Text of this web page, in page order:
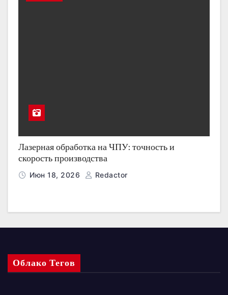
Лазерная обработка на ЧПУ: точность и
скорость производства
Июн 18, 2026 Redactor
Облако Тегов